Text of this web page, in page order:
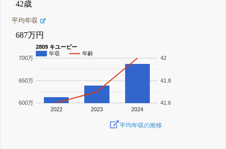
42歳
平均年収
687万円
2809 キユーピー
年収
年齢
2022 2023 2024
600万
650万
700万
41.6
41.8
42
平均年収の推移